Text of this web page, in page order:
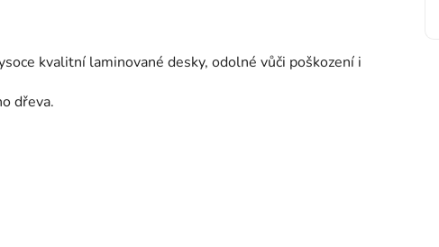
kvalitní laminované desky, odolné vůči poškození i
dřeva.